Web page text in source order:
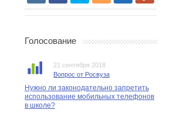
Голосование
21 сентября 2018
Вопрос от Росвуза
Нужно ли законодательно запретить
использование мобильных телефонов
в школе?